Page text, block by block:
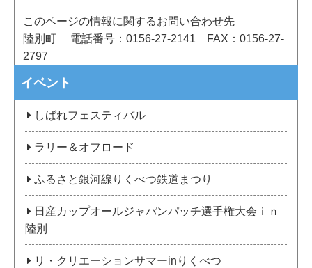
このページの情報に関するお問い合わせ先
陸別町
電話番号：0156-27-2141
FAX：0156-27-
2797
イベント
しばれフェスティバル
ラリー＆オフロード
ふるさと銀河線りくべつ鉄道まつり
日産カップオールジャパンパッチ選手権大会ｉｎ
陸別
リ・クリエーションサマーinりくべつ